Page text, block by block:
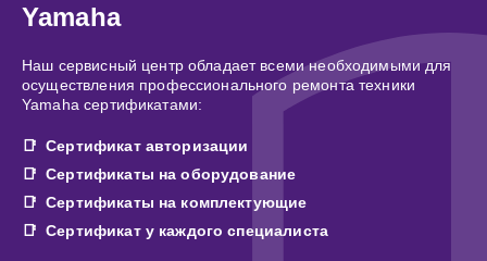
Yamaha
Наш сервисный центр обладает всеми необходимыми для
осуществления профессионального ремонта техники
Yamaha сертификатами:
Сертификат авторизации
Сертификаты на оборудование
Сертификаты на комплектующие
Сертификат у каждого специалиста